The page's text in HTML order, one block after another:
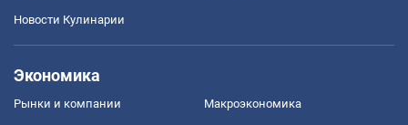
Новости Кулинарии
Экономика
Рынки и компании Mакроэкономика